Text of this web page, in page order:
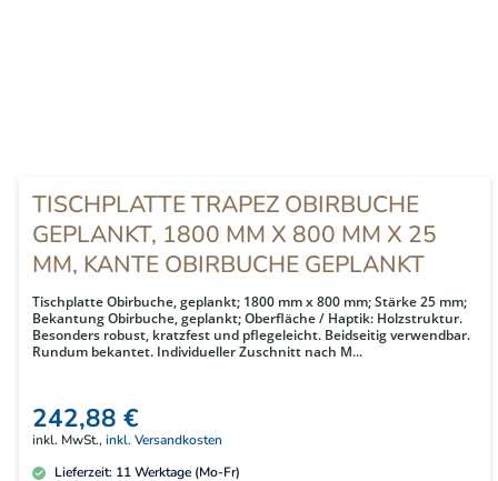
TISCHPLATTE TRAPEZ OBIRBUCHE
GEPLANKT, 1800 MM X 800 MM X 25
MM, KANTE OBIRBUCHE GEPLANKT
Tischplatte Obirbuche, geplankt; 1800 mm x 800 mm; Stärke 25 mm;
Bekantung Obirbuche, geplankt; Oberfläche / Haptik: Holzstruktur.
Besonders robust, kratzfest und pflegeleicht. Beidseitig verwendbar.
Rundum bekantet. Individueller Zuschnitt nach M...
242,88 €
inkl. MwSt.,inkl. Versandkosten
Lieferzeit: 11Werktage (Mo-Fr)